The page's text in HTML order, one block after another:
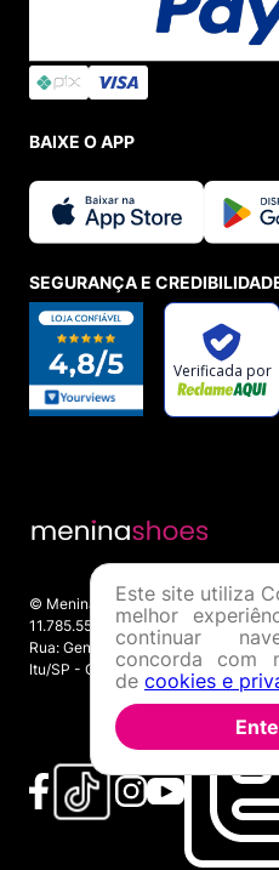
BAIXE O APP
SEGURANÇA E
© Menina Shoes Comércio de
11.785.555/0001-02 | IE:
Rua: General Epaminondas Teixeira
Itu/SP - CEP 13309-410
Este site utiliza
melhor
continuar
concorda com
de cookies e